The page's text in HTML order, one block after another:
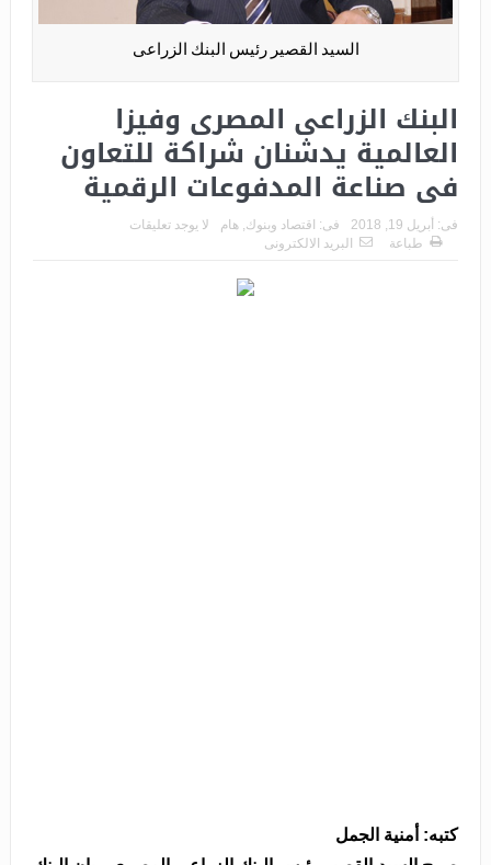
السيد القصير رئيس البنك الزراعى
البنك الزراعى المصرى وفيزا
العالمية يدشنان شراكة للتعاون
فى صناعة المدفوعات الرقمية
فى: أبريل 19, 2018 فى: اقتصاد وبنوك, هام
لا يوجد تعليقات
طباعة
البريد الالكترونى
كتبه: أمنية الجمل